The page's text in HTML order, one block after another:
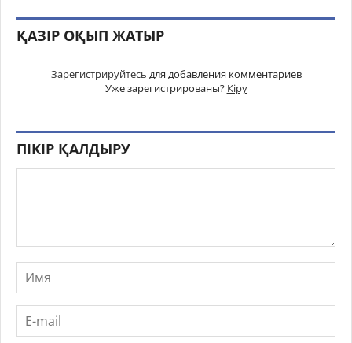
ҚАЗІР ОҚЫП ЖАТЫР
Зарегистрируйтесь для добавления комментариев
Уже зарегистрированы? Кіру
ПІКІР ҚАЛДЫРУ